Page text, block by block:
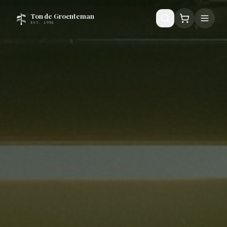
Ton de Groenteman
EST. 1994